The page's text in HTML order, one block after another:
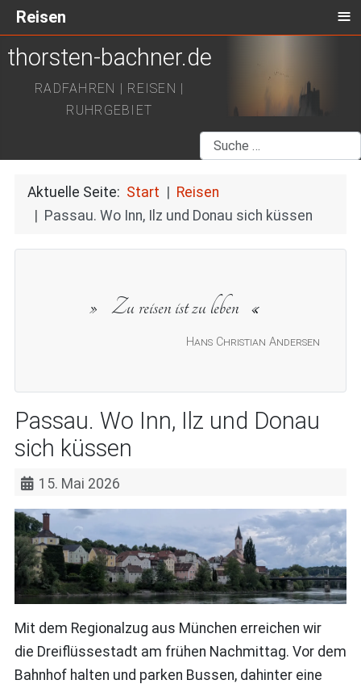
thorsten-bachner.de
RADFAHREN | REISEN |
RUHRGEBIET
Suchen
Aktuelle Seite: Start
Reisen
Passau. Wo Inn, Ilz und Donau sich küssen
Hans Christian Andersen
Zu reisen ist zu leben
Passau. Wo Inn, Ilz und Donau
sich küssen
15. Mai 2026
Mit dem Regionalzug aus München erreichen wir
die Dreiflüssestadt am frühen Nachmittag. Vor dem
Bahnhof halten und parken Bussen, dahinter eine
Reisen ≡